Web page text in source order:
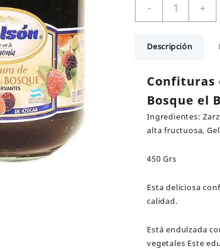
-
Mermelada
Frutos
Bosque
el
Bolson
cantidad
+
Descripción
Confituras
Bosque el
Ingredientes:
alta fructuosa,
450 Grs
Esta deliciosa
calidad.
Está endulzada
vegetales Este